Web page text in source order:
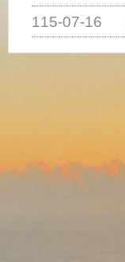
115-07-16